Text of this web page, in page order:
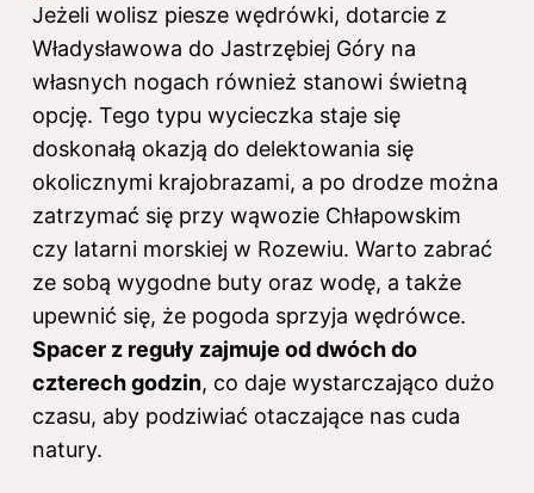
Jeżeli wolisz piesze wędrówki, dotarcie z
Władysławowa do Jastrzębiej Góry na
własnych nogach również stanowi świetną
opcję. Tego typu wycieczka staje się
doskonałą okazją do delektowania się
okolicznymi krajobrazami, a po drodze można
zatrzymać się przy wąwozie Chłapowskim
czy latarni morskiej w Rozewiu. Warto zabrać
ze sobą wygodne buty oraz wodę, a także
upewnić się, że pogoda sprzyja wędrówce.
Spacer z reguły zajmuje od dwóch do
czterech godzin, co daje wystarczająco dużo
czasu, aby podziwiać otaczające nas cuda
natury.